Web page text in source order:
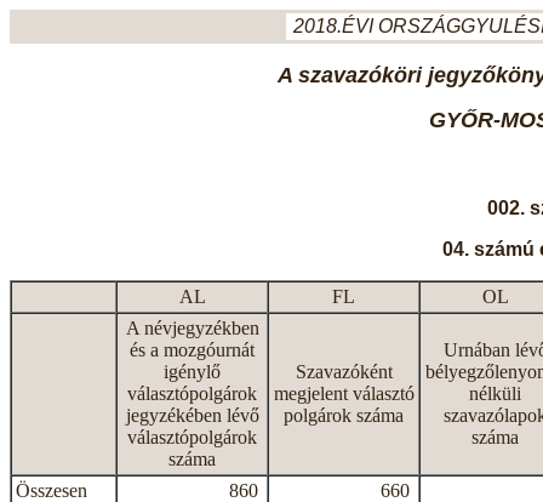
2018.ÉVI
A szavazóköri
GYŐR-
002.
04. számú
AL FL
OL
A névjegyzékben
és a mozgóurnát
igénylő
választópolgárok
jegyzékében lévő
választópolgárok
száma
Szavazóként
megjelent választó
polgárok száma
Urnában
nélküli
száma
Összesen 860
660